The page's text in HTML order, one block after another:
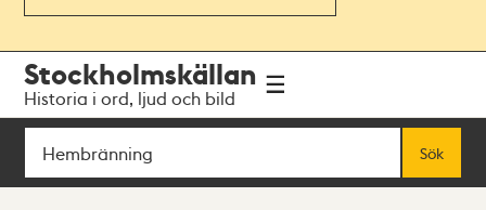
navigationen
huvudinnehållet
Stockholmskällan
Historia i ord, ljud och bild
Sök
Sök